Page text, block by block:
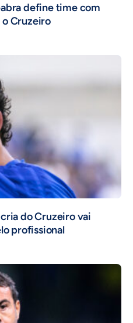
define time com
Cruzeiro
do Cruzeiro vai
profissional